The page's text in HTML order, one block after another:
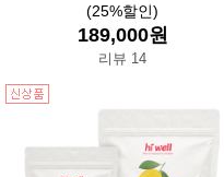
(25%할인)
189,000원
리뷰 14